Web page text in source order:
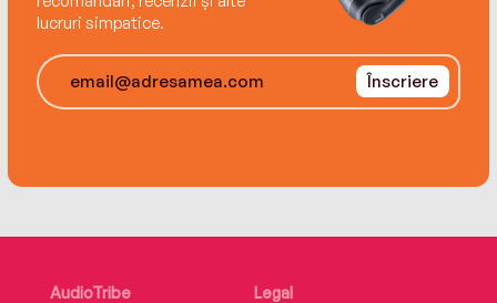
lucruri simpatice.
Înscriere
AudioTribe
Legal